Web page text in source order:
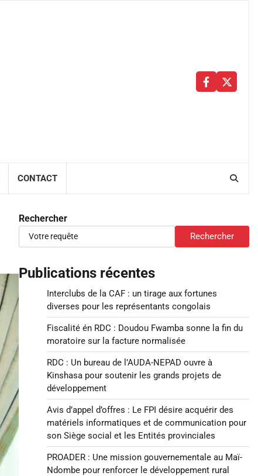
Facebbok
X
CONTACT
Rechercher
Rechercher
Publications récentes
Interclubs de la CAF : un tirage aux fortunes
diverses pour les représentants congolais
Fiscalité én RDC : Doudou Fwamba sonne la fin du
moratoire sur la facture normalisée
RDC : Un bureau de l’AUDA-NEPAD ouvre à
Kinshasa pour soutenir les grands projets de
développement
Avis d’appel d’offres : Le FPI désire acquérir des
matériels informatiques et de communication pour
son Siège social et les Entités provinciales
PROADER : Une mission gouvernementale au Maï-
Ndombe pour renforcer le développement rural